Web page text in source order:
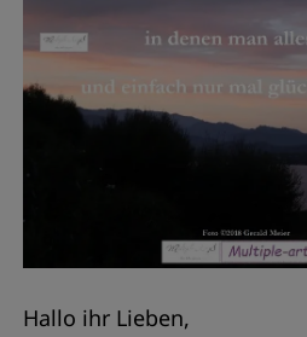
Hallo ihr Lieben,